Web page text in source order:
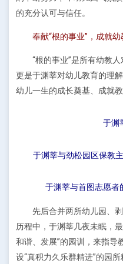
的充分认可与信任。
奉献“根的事业”，成就幼
“根的事业”是所有幼教
更是于渊莘对幼儿教育的理
幼儿一生的成长奠基、成就
于渊
于渊莘与劲松园区保教
于渊莘与首图志愿者
先后合并两所幼儿园、
历程中，于渊莘几夜未眠，
和谐、发展”的园训，来指导
设“真积力久乐群精进”的园